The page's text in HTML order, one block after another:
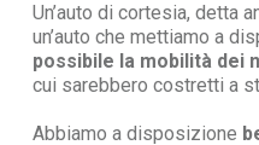
Un’auto di cortesia, detta
un’auto che mettiamo a
possibile la mobilità dei
cui sarebbero costretti a
Abbiamo a disposizione